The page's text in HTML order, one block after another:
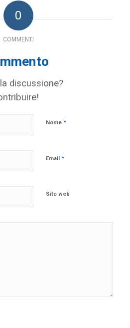
0
COMMENTI
discussione?
Nome *
Email *
Sito web